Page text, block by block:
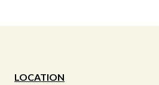
LOCATION